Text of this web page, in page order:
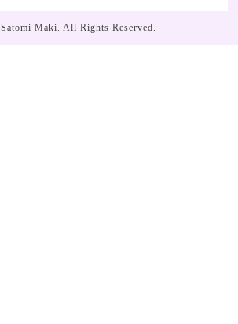
Satomi Maki. All Rights Reserved.